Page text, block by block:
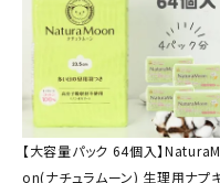
【大容量パック 64個入】
on(ナチュラムーン) 生理用ナプ